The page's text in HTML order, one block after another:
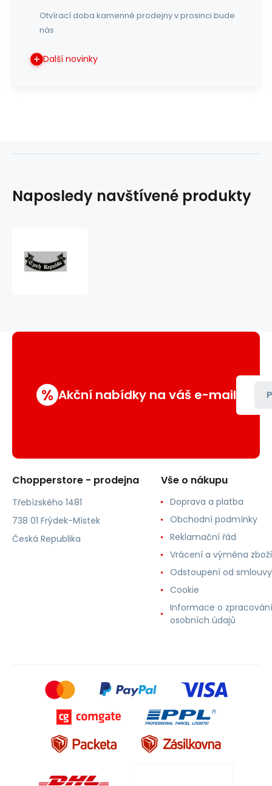
Otvírací doba kamenné prodejny v prosinci bude
nás
Další novinky
Naposledy navštívené produkty
% Akční nabídky na váš e-mail
Chopperstore - prodejna
Třebízského 1481
738 01 Frýdek-Místek
Česká Republika
Vše o nákupu
Doprava a platba
Obchodní podmínky
Reklamační řád
Vrácení a výměna zboží
Odstoupení od smlouvy
Cookie
Informace o zpracování
osobních údajů